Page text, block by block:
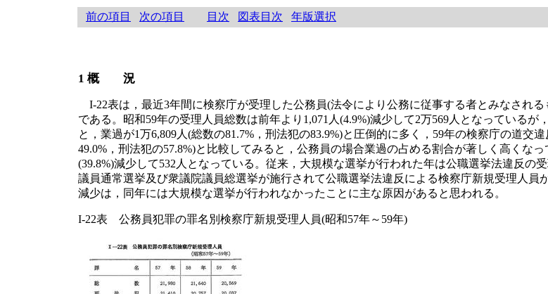
前の項目 次の項目 目次 図表目次 年版選択
1 概 況
I-22表は，最近3年間に検察庁が受理した公務員(法令により公務に従事する者とみなされ
である。昭和59年の受理人員総数は前年より1,071人(4.9%)減少して2万569人となっている
と，業過が1万6,809人(総数の81.7%，刑法犯の83.9%)と圧倒的に多く，59年の検察庁の道交
49.0%，刑法犯の57.8%)と比較してみると，公務員の場合業過の占める割合が著しく高くな
(39.8%)減少して532人となっている。従来，大規模な選挙が行われた年は公職選挙法違反の
議員通常選挙及び衆議院議員総選挙が施行されて公職選挙法違反による検察庁新規受理人
減少は，同年には大規模な選挙が行われなかったことに主な原因があると思われる。
I-22表 公務員犯罪の罪名別検察庁新規受理人員(昭和57年～59年)